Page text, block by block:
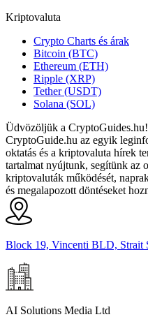
Kriptovaluta
Crypto Charts és árak
Bitcoin (BTC)
Ethereum (ETH)
Ripple (XRP)
Tether (USDT)
Solana (SOL)
Üdvözöljük a CryptoGuides.hu!
CryptoGuide.hu az egyik
oktatás és a kriptovaluta hírek
tartalmat nyújtunk, segítünk az
kriptovaluták működését,
és megalapozott döntéseket
Block 19, Vincenti BLD, Strait
AI Solutions Media Ltd